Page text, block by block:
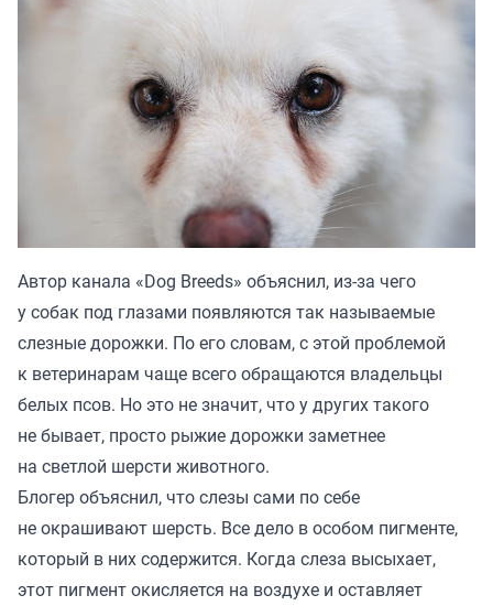
Автор канала «Dog Breeds» объяснил, из-за чего
у собак под глазами появляются так называемые
слезные дорожки. По его словам, с этой проблемой
к ветеринарам чаще всего обращаются владельцы
белых псов. Но это не значит, что у других такого
не бывает, просто рыжие дорожки заметнее
на светлой шерсти животного.
Блогер объяснил, что слезы сами по себе
не окрашивают шерсть. Все дело в особом пигменте,
который в них содержится. Когда слеза высыхает,
этот пигмент окисляется на воздухе и оставляет